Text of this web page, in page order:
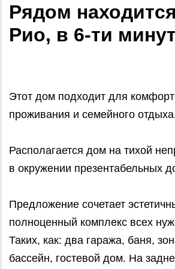
Рядом
Рио, в 6-ти
Этот дом подходит для
проживания и семейного
Располагается дом на тихой
в окружении презентабельных
Предложение сочетает
полноценный комплекс всех
Таких, как: два гаража, баня,
бассейн, гостевой дом. На